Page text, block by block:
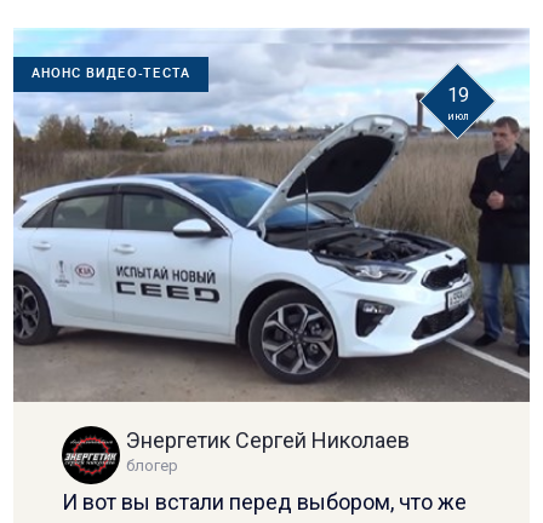
АНОНС ВИДЕО-ТЕСТА
19
июл
Энергетик Сергей Николаев
блогер
И вот вы встали перед выбором, что же